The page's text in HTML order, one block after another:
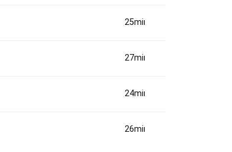
25min(s)
27min(s)
24min(s)
26min(s)